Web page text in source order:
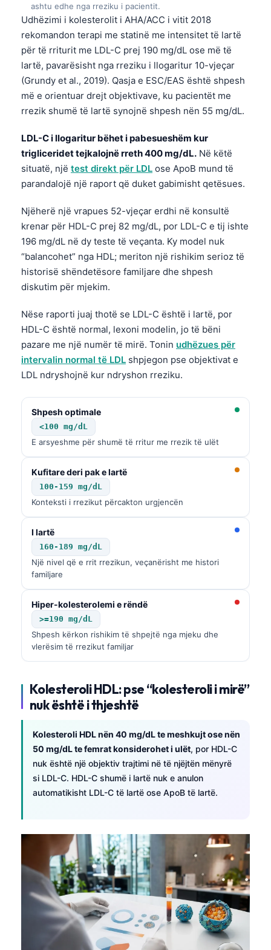
ashtu edhe nga rreziku i pacientit.
Udhëzimi i kolesterolit i AHA/ACC i vitit 2018
rekomandon terapi me statinë me intensitet të lartë
për të rriturit me LDL-C prej 190 mg/dL ose më të
lartë, pavarësisht nga rreziku i llogaritur 10-vjeçar
(Grundy et al., 2019). Qasja e ESC/EAS është shpesh
më e orientuar drejt objektivave, ku pacientët me
rrezik shumë të lartë synojnë shpesh nën 55 mg/dL.
LDL-C i llogaritur bëhet i pabesueshëm kur
trigliceridet tejkalojnë rreth 400 mg/dL. Në këtë
situatë, një test direkt për LDL ose ApoB mund të
parandalojë një raport që duket gabimisht qetësues.
Njëherë një vrapues 52-vjeçar erdhi në konsultë
krenar për HDL-C prej 82 mg/dL, por LDL-C e tij ishte
196 mg/dL në dy teste të veçanta. Ky model nuk
“balancohet” nga HDL; meriton një rishikim serioz të
historisë shëndetësore familjare dhe shpesh
diskutim për mjekim.
Nëse raporti juaj thotë se LDL-C është i lartë, por
HDL-C është normal, lexoni modelin, jo të bëni
pazare me një numër të mirë. Tonin udhëzues për
intervalin normal të LDL shpjegon pse objektivat e
LDL ndryshojnë kur ndryshon rreziku.
Shpesh optimale
<100 mg/dL
E arsyeshme për shumë të rritur me rrezik të ulët
Kufitare deri pak e lartë
100-159 mg/dL
Konteksti i rrezikut përcakton urgjencën
I lartë
160-189 mg/dL
Një nivel që e rrit rrezikun, veçanërisht me histori
familjare
Hiper-kolesterolemi e rëndë
>=190 mg/dL
Shpesh kërkon rishikim të shpejtë nga mjeku dhe
vlerësim të rrezikut familjar
Kolesteroli HDL: pse “kolesteroli i mirë”
nuk është i thjeshtë
Kolesteroli HDL nën 40 mg/dL te meshkujt ose nën
50 mg/dL te femrat konsiderohet i ulët, por HDL-C
nuk është një objektiv trajtimi në të njëjtën mënyrë
si LDL-C. HDL-C shumë i lartë nuk e anulon
automatikisht LDL-C të lartë ose ApoB të lartë.